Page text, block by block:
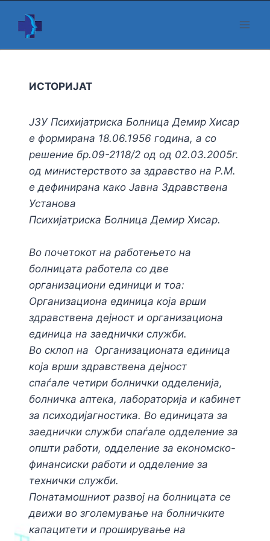
content
ИСТОРИЈАТ
ЈЗУ Психијатриска Болница Демир Хисар
е формирана 18.06.1956 година, а со
решение бр.09-2118/2 од од 02.03.2005г.
од министерството за здравство на Р.М.
е дефинирана како Јавна Здравствена
Установа
Психијатриска Болница Демир Хисар.
Во почетокот на работењето на
болницата работела со две
организациони единици и тоа:
Организациона единица која врши
здравствена дејност и организациона
единица на заеднички служби.
Во склоп на Организационата единица
која врши здравствена дејност
спаѓале четири болнички одделенија,
болничка аптека, лабораторија и кабинет
за психодијагностика. Во единицата за
заеднички служби спаѓале одделение за
општи работи, одделение за економско-
финансиски работи и одделение за
технички служби.
Понатамошниот развој на болницата се
движи во зголемување на болничките
капацитети и проширување на